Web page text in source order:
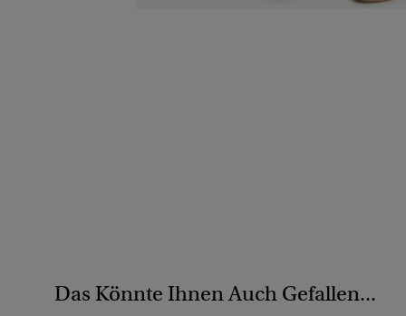
Das Könnte Ihnen Auch Gefallen...